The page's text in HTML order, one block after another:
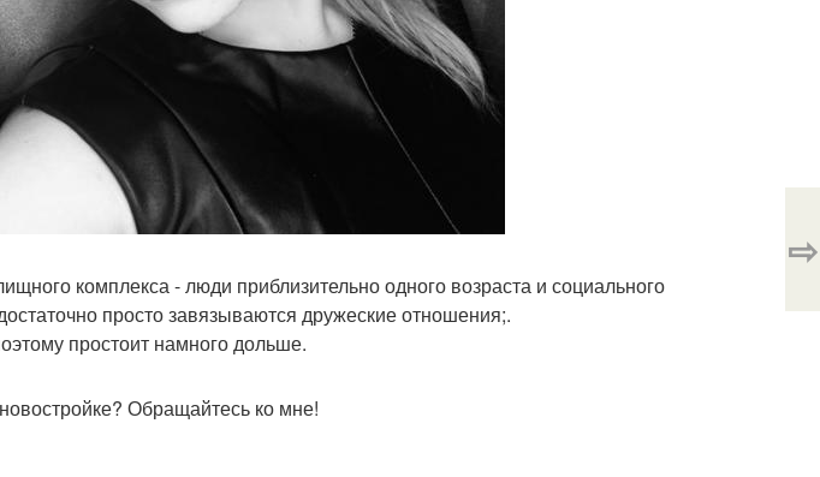
комплекса - люди приблизительно одного возраста и социального
просто завязываются дружеские отношения;.
простоит намного дольше.
Обращайтесь ко мне!
⇨